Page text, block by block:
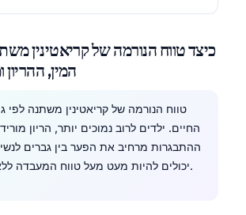
כיצד טווח הנורמה של קריאטינין
המין,
טווח הנורמה של קריאטינין משתנה לפי
החיים. ילדים לרוב נמוכים יותר, הריון מוריד
ההתבגרות מרחיב את הפער בין גברים
יכולים להיות מעט מעל טווח המעבדה ללא מחלת כליות.